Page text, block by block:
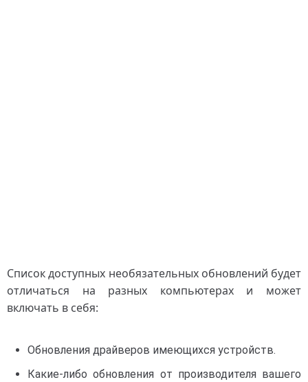
Список доступных необязательных обновлений будет
отличаться на разных компьютерах и может
включать в себя:
Обновления драйверов имеющихся устройств.
Какие-либо обновления от производителя вашего